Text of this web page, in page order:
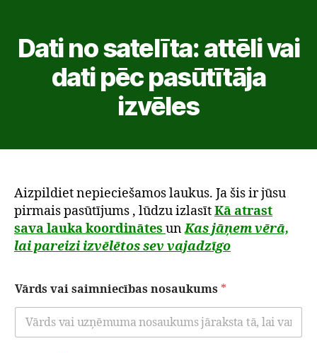
Dati no satelīta: attēli vai
dati pēc pasūtītāja
izvēles
Aizpildiet nepieciešamos laukus. Ja šis ir jūsu
pirmais pasūtījums , lūdzu izlasītKā atrast
sava lauka koordinātes unKas jāņem vērā,
lai pareizi izvēlētos sev vajadzīgo
Vārds vai saimniecības nosaukums *